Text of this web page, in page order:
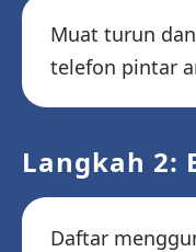
Muat turun
telefon pintar
Langkah 2:
Daftar